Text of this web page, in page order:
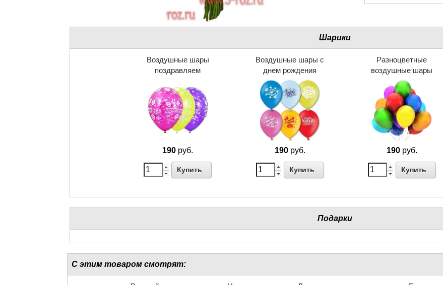
Шарики
Воздушные шары
поздравляем
190 руб.
Купить
Воздушные шары с
днем рождения
190руб.
Купить
Разноцветные
воздушные шары
190руб.
Купить
Подарки
С этим товаром смотрят: